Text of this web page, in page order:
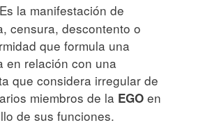
Es la manifestación de
censura, descontento o
que formula una
en relación con una
que considera irregular de
miembros de la EGO en
de sus funciones.